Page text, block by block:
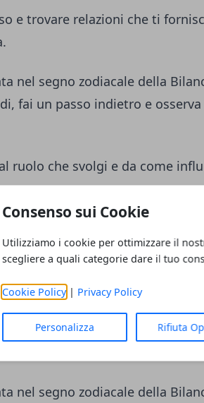
Consenso sui Cookie
Utilizziamo i cookie per ottimizzare il
scegliere a quali categorie dare il tuo
Cookie Policy| Privacy Policy
Personalizza Rifiuta
e trovare relazioni che ti
nel segno zodiacale della
fai un passo indietro e
ruolo che svolgi e da come
con te.
per avere tutto ciò di cui
se la tua vita fosse
nel segno zodiacale della